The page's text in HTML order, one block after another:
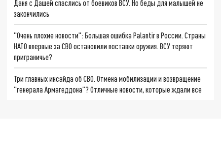
Даня с Дашей спаслись от боевиков ВСУ. Но беды для малышей не
закончились
"Очень плохие новости": Большая ошибка Palantir в России. Страны
НАТО впервые за СВО остановили поставки оружия. ВСУ теряют
приграничье?
Три главных инсайда об СВО. Отмена мобилизации и возвращение
"генерала Армагеддона"? Отличные новости, которые ждали все